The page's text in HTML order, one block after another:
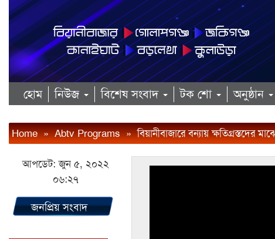
হোম নিউজ বিশেষ সংবাদ টক শো অনুষ্ঠান
Home » Abtv Programs » বিয়ানীবাজারে বন্যায় ক্ষতিগ্রস্তদের
আপডেট: জুন ৫, ২০২২
০৬:২৭
জনপ্রিয় সংবাদ